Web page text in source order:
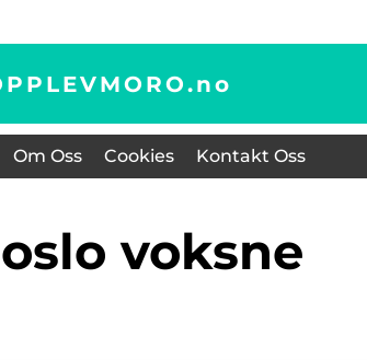
no
Om Oss Cookies Kontakt Oss
voksne